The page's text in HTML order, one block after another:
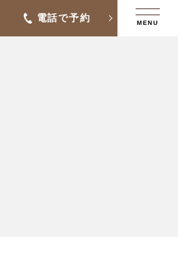
電話で予約 MENU